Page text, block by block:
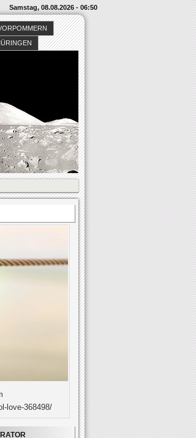
Samstag, 08.08.2026 - 06:50
love-368498/